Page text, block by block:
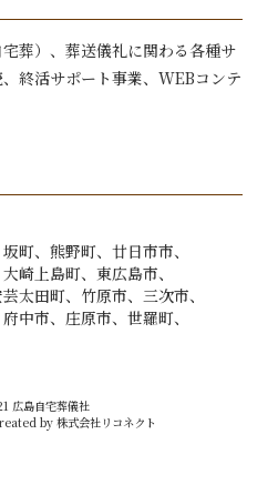
葬）、葬送儀礼に関わる各種サ
終活サポート事業、WEBコンテ
坂町 熊野町
廿日市市
大崎上島町
東広島市
太田町 竹原市
三次市
府中市 庄原市
世羅町
広島自宅葬儀社
by株式会社リコネクト